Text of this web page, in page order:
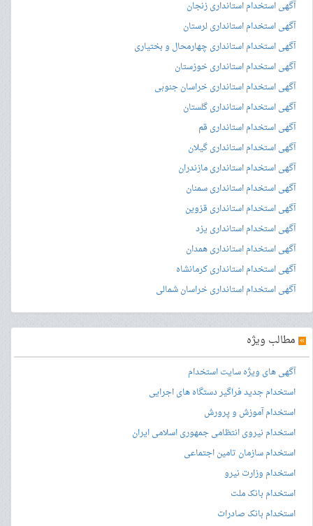
آگهی استخدام استانداری زنجان
آگهی استخدام استانداری لرستان
آگهی استخدام استانداری چهارمحال و بختیاری
آگهی استخدام استانداری خوزستان
آگهی استخدام استانداری خراسان جنوبی
آگهی استخدام استانداری گلستان
آگهی استخدام استانداری قم
آگهی استخدام استانداری گیلان
آگهی استخدام استانداری مازندران
آگهی استخدام استانداری سمنان
آگهی استخدام استانداری قزوین
آگهی استخدام استانداری یزد
آگهی استخدام استانداری همدان
آگهی استخدام استانداری کرمانشاه
آگهی استخدام استانداری خراسان شمالی
» مطالب ویژه
آگهی های ویژه سایت استخدام
استخدام جدید فراگیر دستگاه های اجرایی
استخدام آموزش و پرورش
استخدام نیروی انتظامی جمهوری اسلامی ایران
استخدام سازمان تامین اجتماعی
استخدام وزارت نیرو
استخدام بانک ملت
استخدام بانک صادرات